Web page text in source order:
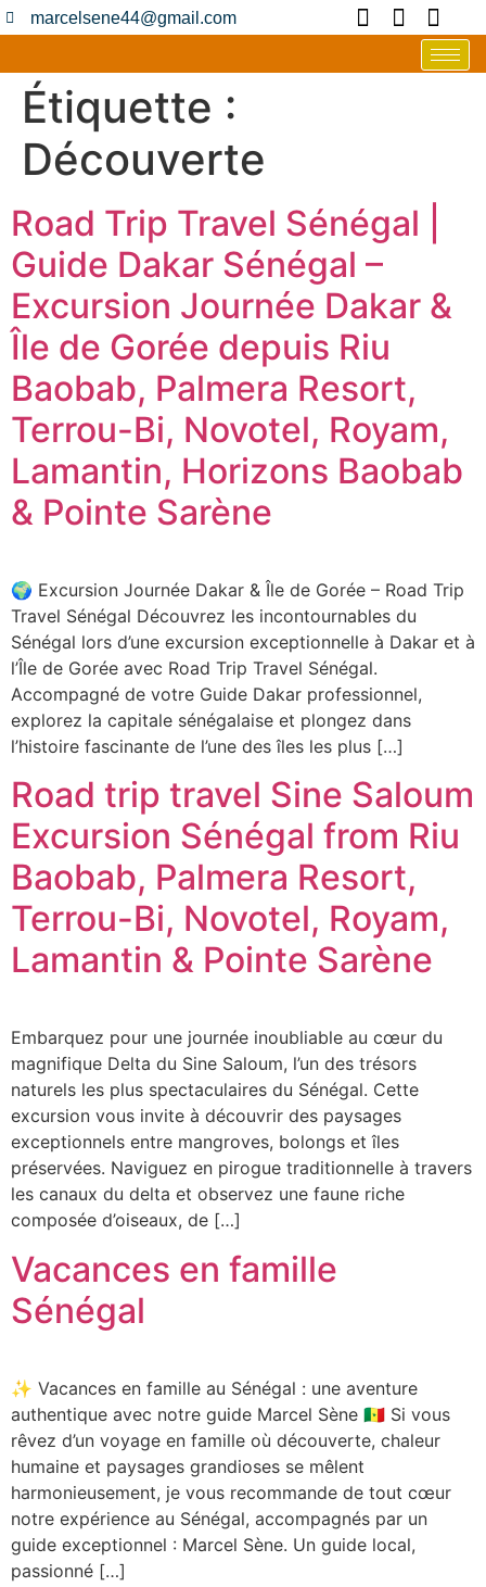
marcelsene44@gmail.com
Étiquette :
Découverte
Road Trip Travel Sénégal |
Guide Dakar Sénégal –
Excursion Journée Dakar &
Île de Gorée depuis Riu
Baobab, Palmera Resort,
Terrou-Bi, Novotel, Royam,
Lamantin, Horizons Baobab
& Pointe Sarène
🌍 Excursion Journée Dakar & Île de Gorée – Road Trip
Travel Sénégal Découvrez les incontournables du
Sénégal lors d’une excursion exceptionnelle à Dakar et à
l’Île de Gorée avec Road Trip Travel Sénégal.
Accompagné de votre Guide Dakar professionnel,
explorez la capitale sénégalaise et plongez dans
l’histoire fascinante de l’une des îles les plus […]
Road trip travel Sine Saloum
Excursion Sénégal from Riu
Baobab, Palmera Resort,
Terrou-Bi, Novotel, Royam,
Lamantin & Pointe Sarène
Embarquez pour une journée inoubliable au cœur du
magnifique Delta du Sine Saloum, l’un des trésors
naturels les plus spectaculaires du Sénégal. Cette
excursion vous invite à découvrir des paysages
exceptionnels entre mangroves, bolongs et îles
préservées. Naviguez en pirogue traditionnelle à travers
les canaux du delta et observez une faune riche
composée d’oiseaux, de […]
Vacances en famille
Sénégal
✨ Vacances en famille au Sénégal : une aventure
authentique avec notre guide Marcel Sène 🇸🇳 Si vous
rêvez d’un voyage en famille où découverte, chaleur
humaine et paysages grandioses se mêlent
harmonieusement, je vous recommande de tout cœur
notre expérience au Sénégal, accompagnés par un
guide exceptionnel : Marcel Sène. Un guide local,
passionné […]